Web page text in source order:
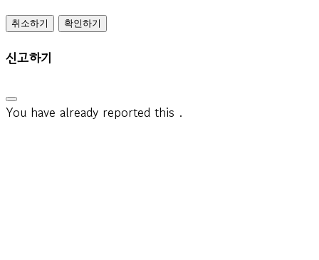
확인하기
신고하기
You have already reported this .